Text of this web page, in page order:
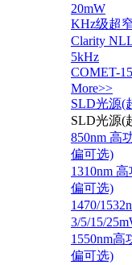
20mW
KHz级超
Clarity
5kHz
COMET-
More>>
SLD光源(
SLD光源(
850nm 高
偏可选)
1310nm
偏可选)
1470/
3/5/15/
1550nm高
偏可选)